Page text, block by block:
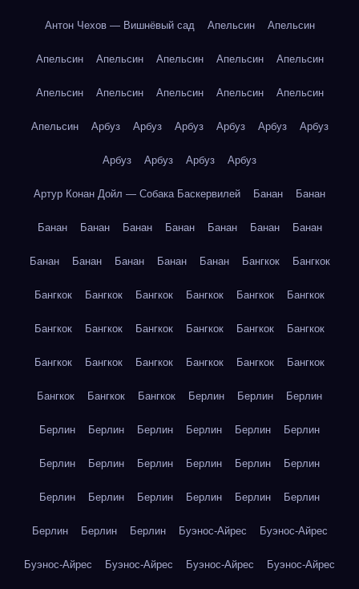
Антон Чехов — Вишнёвый сад Апельсин Апельсин
Апельсин Апельсин Апельсин Апельсин Апельсин
Апельсин Апельсин Апельсин Апельсин Апельсин
Апельсин Арбуз Арбуз Арбуз Арбуз Арбуз Арбуз
Арбуз Арбуз Арбуз Арбуз
Артур Конан Дойл — Собака Баскервилей Банан Банан
Банан Банан Банан Банан Банан Банан Банан
Банан Банан Банан Банан Банан Бангкок Бангкок
Бангкок Бангкок Бангкок Бангкок Бангкок Бангкок
Бангкок Бангкок Бангкок Бангкок Бангкок Бангкок
Бангкок Бангкок Бангкок Бангкок Бангкок Бангкок
Бангкок Бангкок Бангкок Берлин Берлин Берлин
Берлин Берлин Берлин Берлин Берлин Берлин
Берлин Берлин Берлин Берлин Берлин Берлин
Берлин Берлин Берлин Берлин Берлин Берлин
Берлин Берлин Берлин Буэнос-Айрес Буэнос-Айрес
Буэнос-Айрес Буэнос-Айрес Буэнос-Айрес Буэнос-Айрес